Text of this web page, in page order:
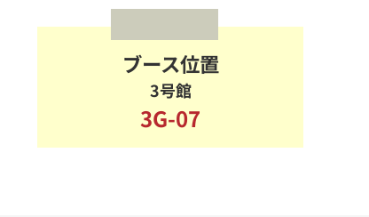
ブース位置
3号館
3G-07